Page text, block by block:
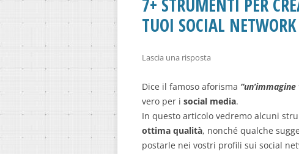
7+ STRUMENTI PER
TUOI SOCIAL NETWORK
Lascia una risposta
Dice il famoso aforisma
vero per i social media.
In questo articolo vedremo alcuni
ottima qualità, nonché qualche
postarle nei vostri profili sui social